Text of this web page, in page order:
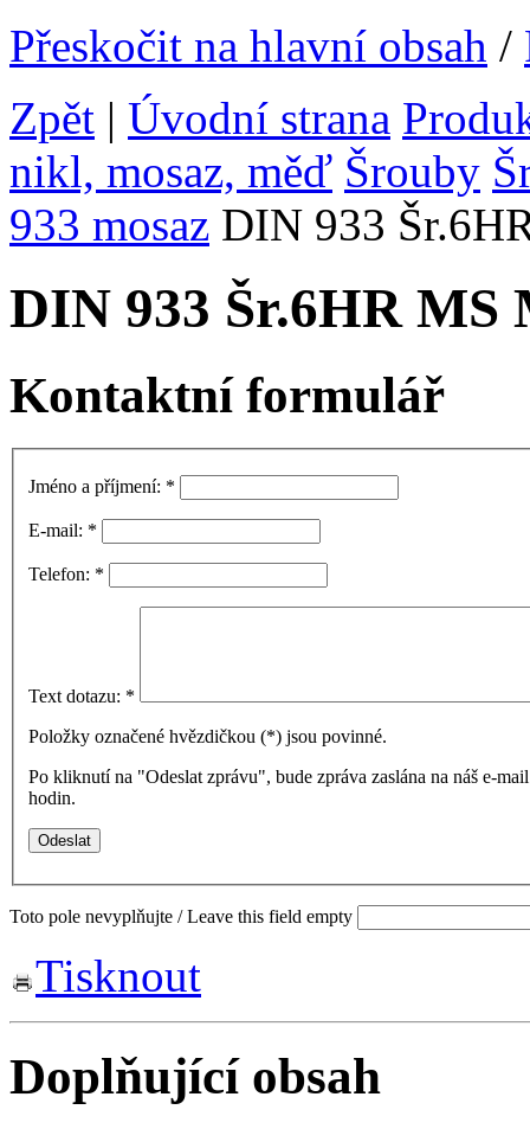
Přeskočit na hlavní obsah /
Zpět | Úvodní strana
nikl, mosaz, měď Šrouby
933 mosaz DIN 933
DIN 933 Šr.6HR MS
Kontaktní formulář
Jméno a příjmení: *
E-mail: *
Telefon: *
Text dotazu: *
Položky označené hvězdičkou (*) jsou povinné.
Po kliknutí na "Odeslat zprávu", bude zpráva zaslána na náš e-
hodin.
Toto pole nevyplňujte / Leave this field empty
Tisknout
Doplňující obsah